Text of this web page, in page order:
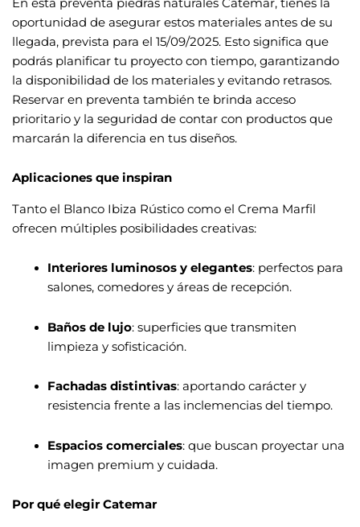
En esta preventa piedras naturales Catemar, tienes la
oportunidad de asegurar estos materiales antes de su
llegada, prevista para el 15/09/2025. Esto significa que
podrás planificar tu proyecto con tiempo, garantizando
la disponibilidad de los materiales y evitando retrasos.
Reservar en preventa también te brinda acceso
prioritario y la seguridad de contar con productos que
marcarán la diferencia en tus diseños.
Aplicaciones que inspiran
Tanto el Blanco Ibiza Rústico como el Crema Marfil
ofrecen múltiples posibilidades creativas:
Interiores luminosos y elegantes: perfectos para
salones, comedores y áreas de recepción.
Baños de lujo: superficies que transmiten
limpieza y sofisticación.
Fachadas distintivas: aportando carácter y
resistencia frente a las inclemencias del tiempo.
Espacios comerciales: que buscan proyectar una
imagen premium y cuidada.
Por qué elegir Catemar